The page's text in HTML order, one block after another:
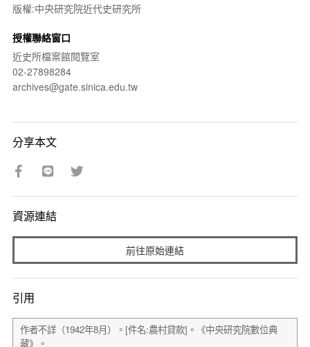
版權:中央研究院近代史研究所
授權聯絡窗口
近史所檔案館閱覽室
02-27898284
archives@gate.sinica.edu.tw
分享本文
資源連結
前往原始連結
引用